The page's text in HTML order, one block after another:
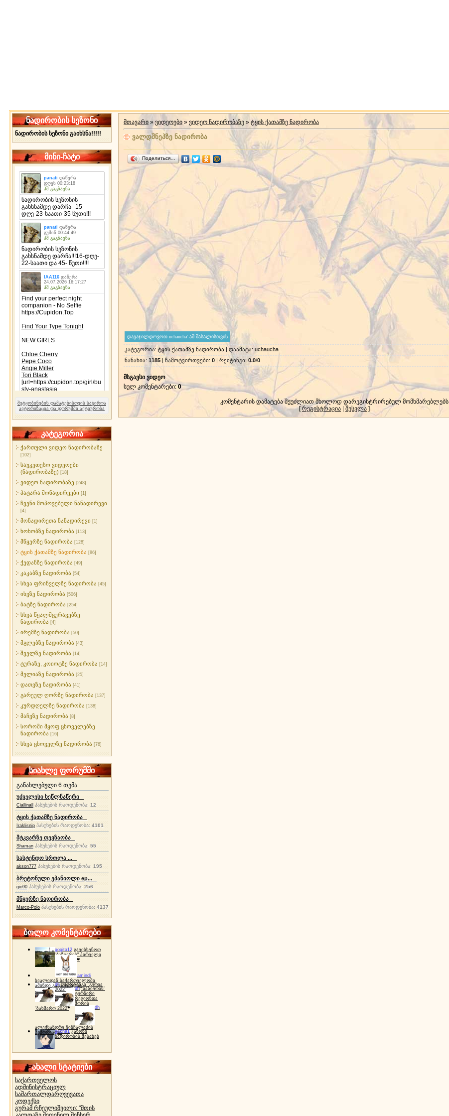
ნადირობის სეზონი
ნადირობის სეზონი გაიხსნა!!!!!
მინი-ჩატი
შეტყობინების დამატებისთვის საჭიროა
ავტორიზაცია და ფორუმში აქტიურობა
კატეგორია
ქართული ვიდეო ნადირობაზე
[102]
საუკეთესო ვიდეოები
(ნადირობაზე) [18]
ვიდეო ნადირობაზე [248]
პატარა მონადირეები [1]
ჩვენი მოპოვებული ნანადირევი
[4]
მონადირეთა ნანადირევი [1]
ხოხობზე ნადირობა [113]
მწყერზე ნადირობა [128]
ტყის ქათამზე ნადირობა [86]
ქედანზე ნადირობა [49]
კაკაბზე ნადირობა [54]
სხვა ფრინველზე ნადირობა [45]
იხვზე ნადირობა [506]
ბატზე ნადირობა [254]
სხვა წყალმცურავებზე
ნადირობა [4]
ირემზე ნადირობა [50]
მგლებზე ნადირობა [43]
შველზე ნადირობა [14]
ტურაზე, კოიოტზე ნადირობა [14]
მელიაზე ნადირობა [25]
დათვზე ნადირობა [41]
გარეულ ღორზე ნადირობა [137]
კურდღელზე ნადირობა [138]
მაჩვზე ნადირობა [8]
სოროში მყოფ ცხოველებზე
ნადირობა [16]
სხვა ცხოველზე ნადირობა [76]
სიახლე ფორუმში
განახლებული 6 თემა
უძველესი ხეწლნაწერი
Ciallinall პასუხების რაოდენობა:12
ტყის ქათამზე ნადირობა
Iraklisnip პასუხების რაოდენობა: 4101
მტკვარზე თევზაობა
Shaman პასუხების რაოდენობა:55
სასტენდო სროლა ...
akson777 პასუხების რაოდენობა:195
ბრეტონული ეპანიოლი ep...
gio90 პასუხების რაოდენობა:256
მწყერზე ნადირობა
Marco-Polo პასუხების რაოდენობა:4137
ბოლო კომენტარები
gogita12 გავიხსენოთ
"ბაზიერის" პირველი
ტურნირი ❤
amindi
ხვალიდან საქართველოში
ამინდი გაუარესდება
dh სპორტინგი "გურია
2022"
dh "ბაზიერის"
ტურნირი
რეგიონთა
შორის
"ბახმარო 2022"
dh
ალექსანდრე ჩინჩალაძის
მემორიალიgocha1 კანონი
ნადირობის შესახებ
ახალი სტატიები
საქართველოს
ადმინისტრაციულ
სამართალდარღვევათა
კოდექსი
გურამ რჩეულიშვილი: "მთის
მთავარი » ვიდეოები » ვიდეო ნადირობაზე » ტყის ქათამზე ნადირობა
ვალდშნეპზე ნადირობა
Поделиться…
კატეგორია: ტყის ქათამზე ნადირობა | დაამატა: uchaucha
ნანახია: 1185 | ჩამოტვირთვები: 0 | რეიტინგი: 0.0/0
მსგავსი ვიდეო
სულ კომენტარები:0
კომენტარის დამატება შეუძლიათ მხოლოდ დარეგისტრირებულ მომხმარებლებს
[რეგისტრაცია შესვლა ]